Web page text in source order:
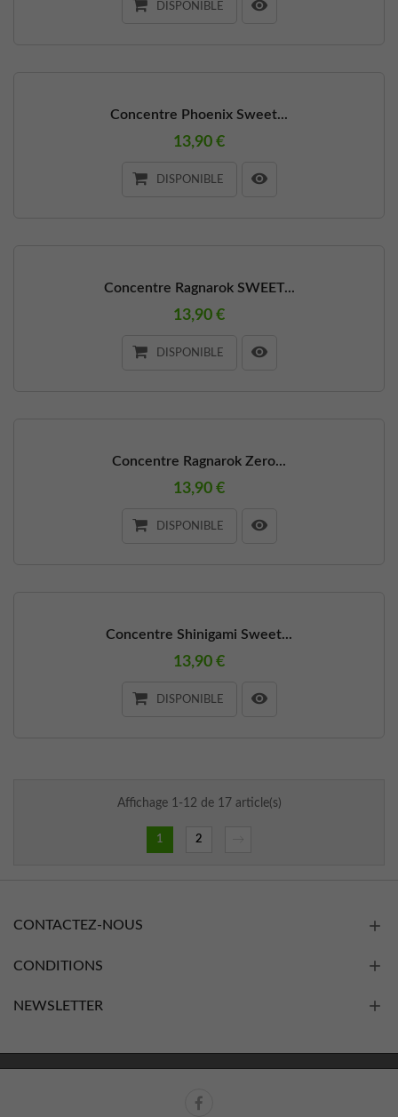
DISPONIBLE
Concentre Phoenix Sweet...
13,90 €
DISPONIBLE
Concentre Ragnarok SWEET...
13,90 €
DISPONIBLE
Concentre Ragnarok Zero...
13,90 €
DISPONIBLE
Concentre Shinigami Sweet...
13,90 €
DISPONIBLE
Affichage 1-12 de 17 article(s)
1 2 →
CONTACTEZ-NOUS
CONDITIONS
NEWSLETTER